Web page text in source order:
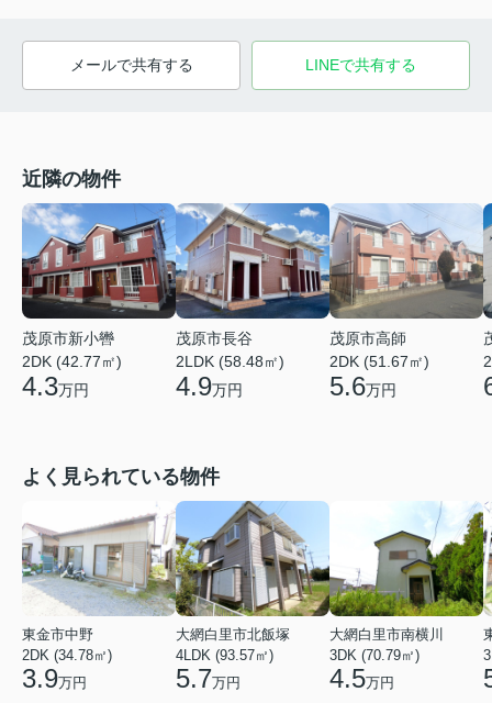
メールで共有する LINEで共有する
近隣の物件
茂原市新小轡
2DK (42.77㎡)
4.3万円
茂原市長谷
2LDK (58.48㎡)
4.9万円
茂原市高師
2DK (51.67㎡)
5.6万円
よく見られている物件
東金市中野
2DK (34.78㎡)
3.9万円
大網白里市北飯塚
4LDK (93.57㎡)
5.7万円
大網白里市南横川
3DK (70.79㎡)
4.5万円